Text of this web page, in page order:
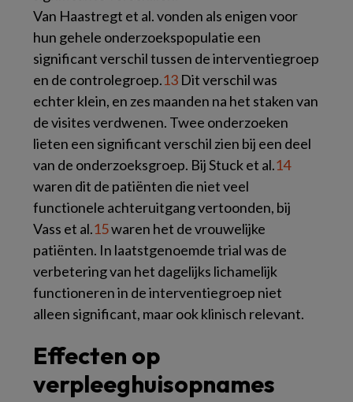
Van Haastregt et al. vonden als enigen voor
hun gehele onderzoekspopulatie een
significant verschil tussen de interventiegroep
en de controlegroep.13 Dit verschil was
echter klein, en zes maanden na het staken van
de visites verdwenen. Twee onderzoeken
lieten een significant verschil zien bij een deel
van de onderzoeksgroep. Bij Stuck et al.14
waren dit de patiënten die niet veel
functionele achteruitgang vertoonden, bij
Vass et al.15waren het de vrouwelijke
patiënten. In laatstgenoemde trial was de
verbetering van het dagelijks lichamelijk
functioneren in de interventiegroep niet
alleen significant, maar ook klinisch relevant.
Effecten op
verpleeghuisopnames